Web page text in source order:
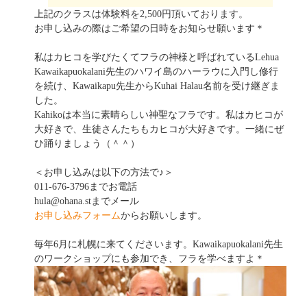
上記のクラスは体験料を2,500円頂いております。
お申し込みの際はご希望の日時をお知らせ願います＊
私はカヒコを学びたくてフラの神様と呼ばれているLehua
Kawaikapuokalani先生のハワイ島のハーラウに入門し修行
を続け、Kawaikapu先生からKuhai Halau名前を受け継ぎま
した。
Kahikoは本当に素晴らしい神聖なフラです。私はカヒコが
大好きで、生徒さんたちもカヒコが大好きです。一緒にぜ
ひ踊りましょう（＾＾）
＜お申し込みは以下の方法で♪＞
011-676-3796までお電話
hula@ohana.stまでメール
お申し込みフォームからお願いします。
毎年6月に札幌に来てくださいます。Kawaikapuokalani先生
のワークショップにも参加でき、フラを学べますよ＊